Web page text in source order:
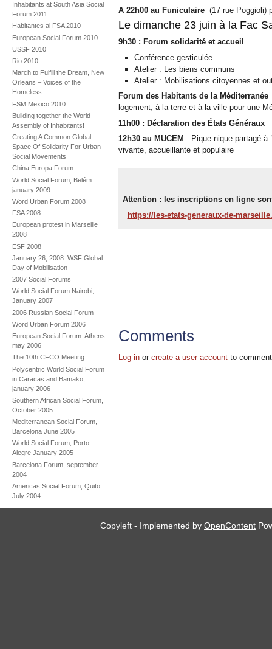
Inhabitants at South Asia Social
Forum 2011
Habitantes al FSA 2010
European Social Forum 2010
USSF 2010
Rio 2010
March to Fulfill the Dream, New
Orleans – Voices of the
Homeless
FSM Mexico 2010
Building together the World
Assembly of Inhabitants!
Creating A Common Global
Space Of Solidarity For Urban
Social Movements
China Europa Forum
World Social Forum, Belém
january 2009
Word Urban Forum 2008
FSA 2008
European protest in Marseille
2008
ESF 2008
January 26, 2008: WSF Global
Day of Mobilisation
2007 Social Forums
World Social Forum Nairobi,
January 2007
2006 Russian Social Forum
Word Urban Forum 2006
European Social Forum. Athens
may 2006
The 10th CFCO Meeting
Polycentric World Social Forum
in Caracas and Bamako,
january 2006
Southern African Social Forum,
October 2005
Mediterranean Social Forum,
Barcelona June 2005
World Social Forum, Porto
Alegre January 2005
Barcelona Forum, september
2004
Americas Social Forum, Quito
July 2004
A 22h00 au Funiculaire (17 rue Poggioli)
Le dimanche 23 juin à la Fac
9h30 : Forum solidarité et accueil
Conférence gesticulée
Atelier : Les biens communs
Atelier : Mobilisations citoyennes et
Forum des Habitants de la Méditerranée
logement, à la terre et à la ville pour une
11h00 : Déclaration des États Généraux
12h30 au MUCEM : Pique-nique partagé à
vivante, accueillante et populaire
Attention : les inscriptions en ligne
https://les-etats-generaux-de-
Comments
Log in orcreate a user account to
Copyleft - Implemented byOpenContent